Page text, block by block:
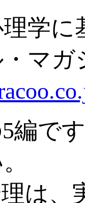
学に
・マガ
編で
理は